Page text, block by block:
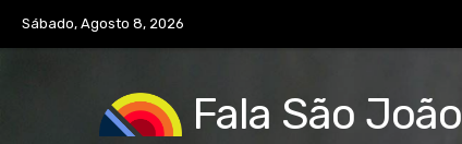
Sábado, Agosto 8, 2026
Fala São João